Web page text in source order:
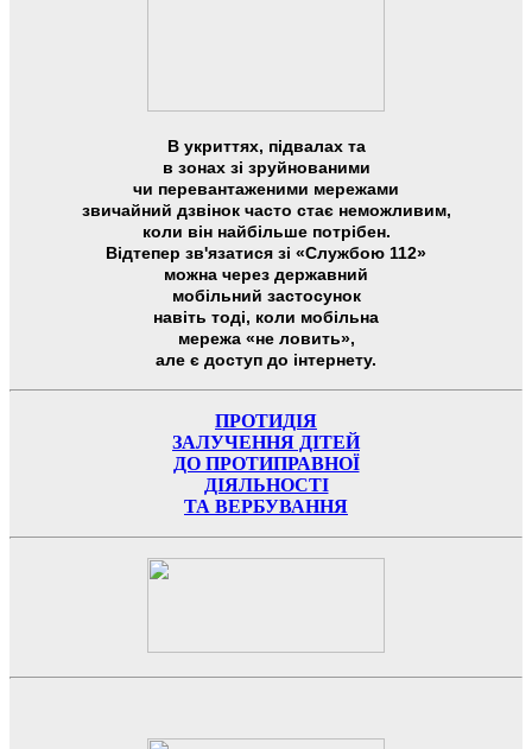
В укриттях, підвалах та
в зонах зі зруйнованими
чи перевантаженими мережами
звичайний дзвінок часто стає неможливим,
коли він найбільше потрібен.
Відтепер зв'язатися зі «Службою 112»
можна через державний
мобільний застосунок
навіть тоді, коли мобільна
мережа «не ловить»,
але є доступ до інтернету.
ПРОТИДІЯ
ЗАЛУЧЕННЯ ДІТЕЙ
ДО ПРОТИПРАВНОЇ
ДІЯЛЬНОСТІ
ТА ВЕРБУВАННЯ